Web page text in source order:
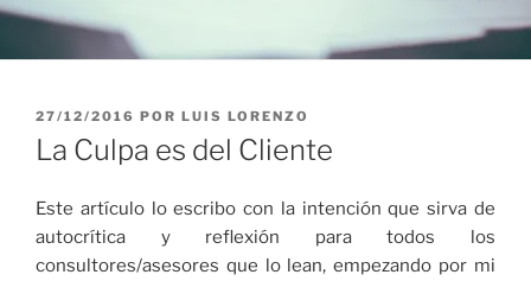
PUBLICADO
EL
27/12/2016 POR LUIS LORENZO
La Culpa es del Cliente
Este artículo lo escribo con la intención que sirva de
autocrítica y reflexión para todos los
consultores/asesores que lo lean, empezando por mi